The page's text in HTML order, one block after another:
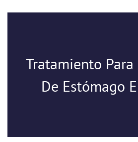
Tratamiento Para
De Estómago